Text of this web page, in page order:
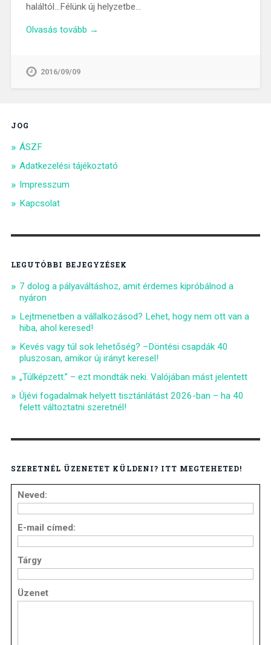
haláltól…Félünk új helyzetbe…
Olvasás tovább →
2016/09/09
JOG
ÁSZF
Adatkezelési tájékoztató
Impresszum
Kapcsolat
LEGUTÓBBI BEJEGYZÉSEK
7 dolog a pályaváltáshoz, amit érdemes kipróbálnod a
nyáron
Lejtmenetben a vállalkozásod? Lehet, hogy nem ott van a
hiba, ahol keresed!
Kevés vagy túl sok lehetőség? –Döntési csapdák 40
pluszosan, amikor új irányt keresel!
„Túlképzett.” – ezt mondták neki. Valójában mást jelentett
Újévi fogadalmak helyett tisztánlátást 2026-ban – ha 40
felett változtatni szeretnél!
SZERETNÉL ÜZENETET KÜLDENI? ITT MEGTEHETED!
Neved:
E-mail címed:
Tárgy
Üzenet